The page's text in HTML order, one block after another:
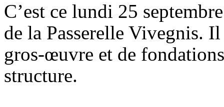
C’est ce lundi 25
de la Passerelle Vivegnis.
gros-œuvre et de
structure.